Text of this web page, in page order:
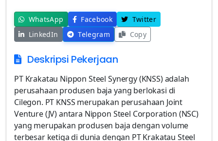
WhatsApp Facebook
Twitter
LinkedIn
Telegram Copy
Deskripsi Pekerjaan
PT Krakatau Nippon Steel Synergy (KNSS) adalah
perusahaan produsen baja yang berlokasi di
Cilegon. PT KNSS merupakan perusahaan Joint
Venture (JV) antara Nippon Steel Corporation (NSC)
yang merupakan produsen baja dengan volume
terbesar ketiga di dunia dengan PT Krakatau Steel